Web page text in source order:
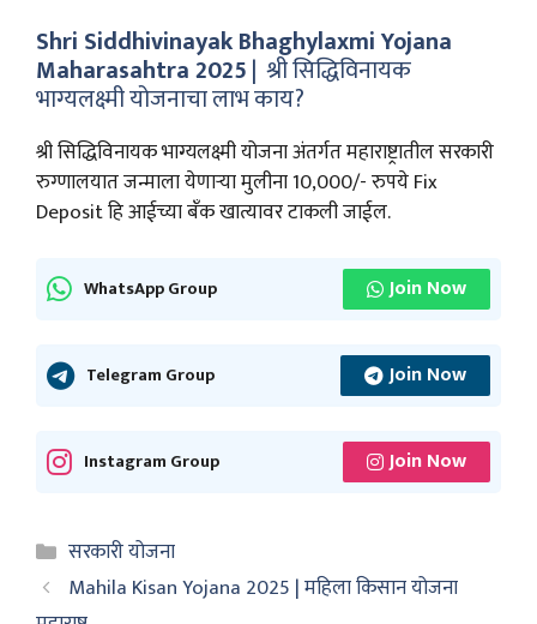
Shri Siddhivinayak Bhaghylaxmi Yojana
Maharasahtra 2025| श्री सिद्धिविनायक
भाग्यलक्ष्मी योजनाचा लाभ काय?
श्री सिद्धिविनायक भाग्यलक्ष्मी योजना अंतर्गत महाराष्ट्रातील सरकारी
रुग्णालयात जन्माला येणाऱ्या मुलीना 10,000/- रुपये Fix
Deposit हि आईच्या बँक खात्यावर टाकली जाईल.
WhatsApp Group Join Now
Telegram Group Join Now
Instagram Group Join Now
Categories
सरकारी योजना
Mahila Kisan Yojana 2025 | महिला किसान योजना